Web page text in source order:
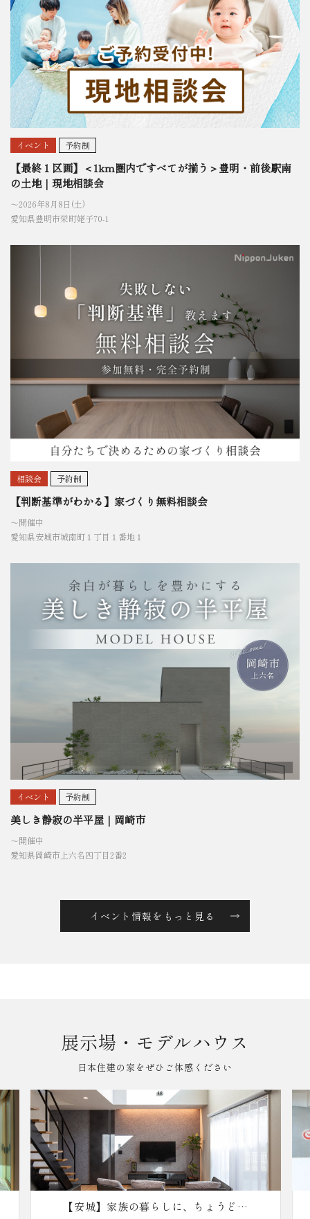
イベント 予約制
【最終１区画】＜1km圏内ですべてが揃う＞豊明・前後駅南
の土地｜現地相談会
〜2026年8月8日(土)
愛知県豊明市栄町姥子70-1
相談会 予約制
【判断基準がわかる】家づくり無料相談会
〜開催中
愛知県安城市城南町１丁目１番地１
イベント 予約制
美しき静寂の半平屋｜岡崎市
〜開催中
愛知県岡崎市上六名四丁目2番2
イベント情報をもっと見る
展示場・モデルハウス
日本住建の家をぜひご体感ください
【安城】家族の暮らしに、ちょうどい